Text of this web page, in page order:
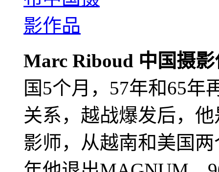
Marc Riboud 中国摄
国5个月，57年和65年
关系，越战爆发后，
影师，从越南和美国